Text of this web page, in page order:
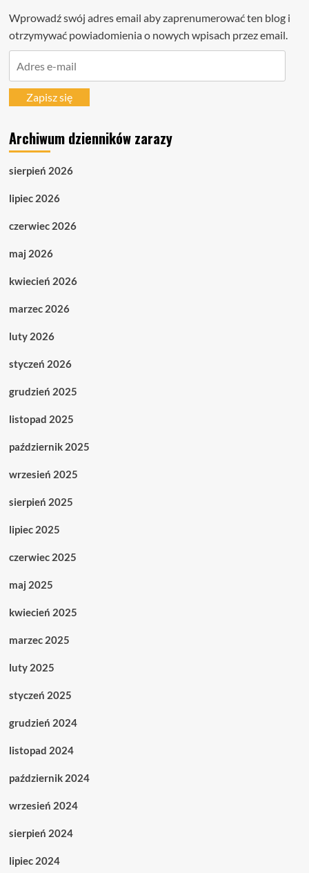
Wprowadź swój adres email aby zaprenumerować ten blog i
otrzymywać powiadomienia o nowych wpisach przez email.
mailZapisz się
Archiwum dzienników zarazy
sierpień 2026
lipiec 2026
czerwiec 2026
maj 2026
kwiecień 2026
marzec 2026
luty 2026
styczeń 2026
grudzień 2025
listopad 2025
październik 2025
wrzesień 2025
sierpień 2025
lipiec 2025
czerwiec 2025
maj 2025
kwiecień 2025
marzec 2025
luty 2025
styczeń 2025
grudzień 2024
listopad 2024
październik 2024
wrzesień 2024
sierpień 2024
lipiec 2024